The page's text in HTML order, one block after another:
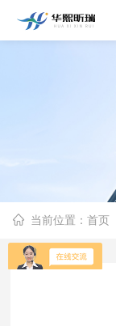
当前位置：首页